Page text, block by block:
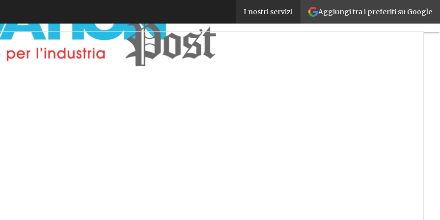
Aggiungi tra i preferiti su Google
I nostri servizi
Smart Factory: dalle fabbriche connesse alle